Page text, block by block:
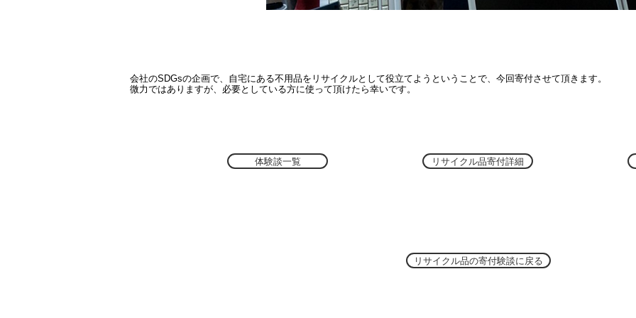
会社のSDGsの企画で、自宅にある不用品をリサイクルとして役立てようということで、今回寄付させて頂きます。
​微力ではありますが、必要としている方に使って頂けたら幸いです。
体験談一覧 リサイクル品寄付詳細
リサイクル品の寄付験談に戻る